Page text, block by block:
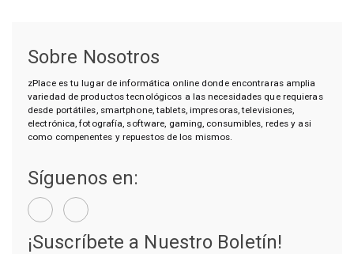
Sobre Nosotros
zPlace es tu lugar de informática online donde encontraras amplia
variedad de productos tecnológicos a las necesidades que requieras
desde portátiles, smartphone, tablets, impresoras, televisiones,
electrónica, fotografía, software, gaming, consumibles, redes y asi
como compenentes y repuestos de los mismos.
Síguenos en:
¡Suscríbete a Nuestro Boletín!